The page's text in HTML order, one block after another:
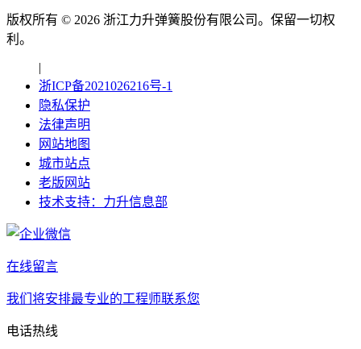
版权所有 © 2026 浙江力升弹簧股份有限公司。保留一切权
利。
|
浙ICP备2021026216号-1
隐私保护
法律声明
网站地图
城市站点
老版网站
技术支持：力升信息部
在线留言
我们将安排最专业的工程师联系您
电话热线